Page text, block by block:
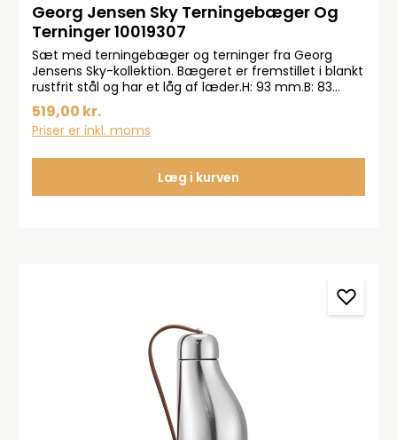
Georg Jensen Sky Terningebæger Og
Terninger 10019307
Sæt med terningebæger og terninger fra Georg
Jensens Sky-kollektion. Bægeret er fremstillet i blankt
rustfrit stål og har et låg af læder.H: 93 mm.B: 83
mm.D: 72 mm.
519,00 kr.
Priser er inkl. moms
Læg i kurven